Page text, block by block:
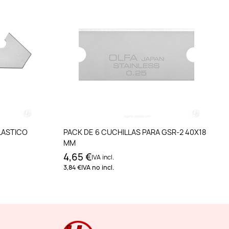
Añadir al carrito
PACK DE 6 CUCHILLAS PARA GSR-2 40X18
MM
4,65 €IVA incl.
3,84 €IVA no incl.